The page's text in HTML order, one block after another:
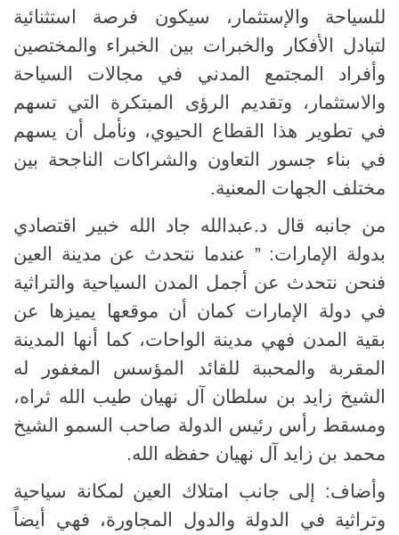
للسياحة والإستثمار، سيكون فرصة استثنائية
لتبادل الأفكار والخبرات بين الخبراء والمختصين
وأفراد المجتمع المدني في مجالات السياحة
والاستثمار، وتقديم الرؤى المبتكرة التي تسهم
في تطوير هذا القطاع الحيوي، ونأمل أن يسهم
في بناء جسور التعاون والشراكات الناجحة بين
مختلف الجهات المعنية.
من جانبه قال د.عبدالله جاد الله خبير اقتصادي
بدولة الإمارات: ” عندما نتحدث عن مدينة العين
فنحن نتحدث عن أجمل المدن السياحية والتراثية
في دولة الإمارات كمان أن موقعها يميزها عن
بقية المدن فهي مدينة الواحات، كما أنها المدينة
المقربة والمحببة للقائد المؤسس المغفور له
الشيخ زايد بن سلطان آل نهيان طيب الله ثراه،
ومسقط رأس رئيس الدولة صاحب السمو الشيخ
محمد بن زايد آل نهيان حفظه الله.
وأضاف: إلى جانب امتلاك العين لمكانة سياحية
وتراثية في الدولة والدول المجاورة، فهي أيضاً